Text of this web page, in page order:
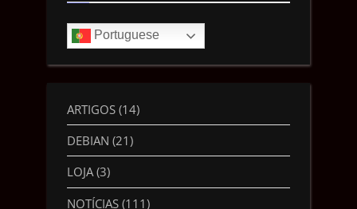
Portuguese
ARTIGOS (14)
DEBIAN (21)
LOJA(3)
NOTÍCIAS (111)